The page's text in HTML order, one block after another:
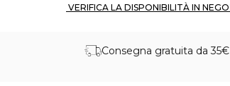
Consegna gratuita da 35€